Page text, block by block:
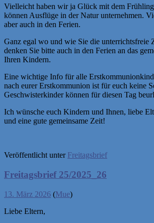
Vielleicht haben wir ja Glück mit dem
können Ausflüge in der Natur unternehmen.
aber auch in den Ferien.
Ganz egal wo und wie Sie die unterrichtsfreie
denken Sie bitte auch in den Ferien an das
Ihren Kindern.
Eine wichtige Info für alle
nach eurer Erstkommunion ist für euch keine
Geschwisterkinder können für diesen Tag
Ich wünsche euch Kindern und Ihnen, liebe
und eine gute gemeinsame Zeit!
Veröffentlicht unter Freitagsbrief
Freitagsbrief 25/2025_26
13. März 2026 (Mue)
Liebe Eltern,